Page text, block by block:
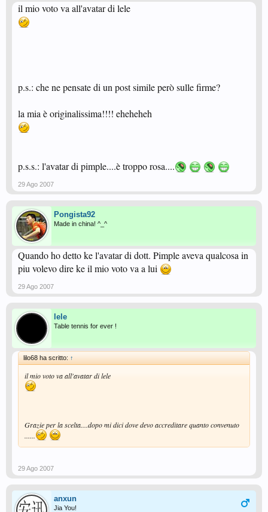
il mio voto va all'avatar di lele
p.s.: che ne pensate di un post simile però sulle firme?
la mia è originalissima!!!! eheheheh
p.s.s.: l'avatar di pimple....è troppo rosa....
29 Ago 2007
Pongista92
Made in china! ^_^
Quando ho detto ke l'avatar di dott. Pimple aveva qualcosa in
piu volevo dire ke il mio voto va a lui
29 Ago 2007
lele
Table tennis for ever !
lilo68 ha scritto: ↑
il mio voto va all'avatar di lele
Grazie per la scelta....dopo mi dici dove devo accreditare quanto convenuto
......
29 Ago 2007
anxun
Jia You!